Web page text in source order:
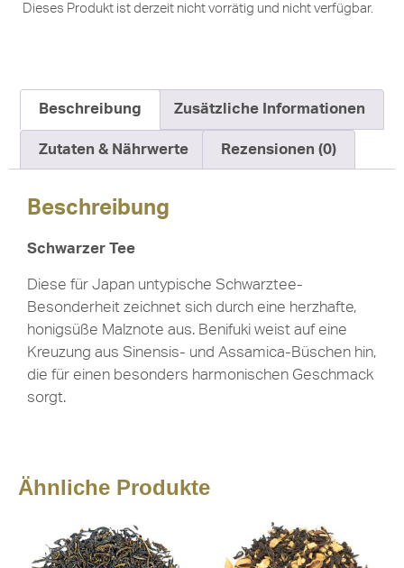
Dieses Produkt ist derzeit nicht vorrätig und nicht verfügbar.
Beschreibung Zusätzliche Informationen
Zutaten & Nährwerte Rezensionen (0)
Beschreibung
Schwarzer Tee
Diese für Japan untypische Schwarztee-
Besonderheit zeichnet sich durch eine herzhafte,
honigsüße Malznote aus. Benifuki weist auf eine
Kreuzung aus Sinensis- und Assamica-Büschen hin,
die für einen besonders harmonischen Geschmack
sorgt.
Ähnliche Produkte